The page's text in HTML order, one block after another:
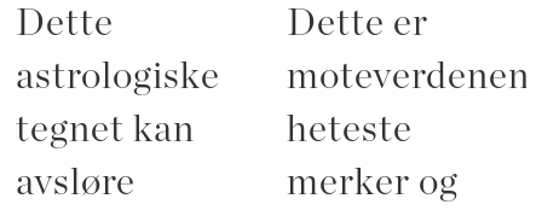
Dette
astrologiske
tegnet kan
avsløre
Dette er
heteste
merker og